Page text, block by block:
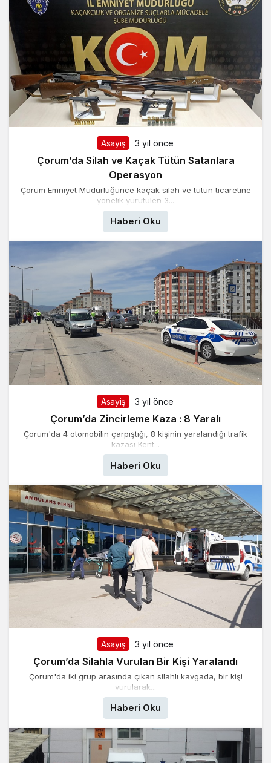
Asayiş 3 yıl önce
Çorum’da Silah ve Kaçak Tütün Satanlara
Operasyon
Çorum Emniyet Müdürlüğünce kaçak silah ve tütün ticaretine
yönelik yürütülen 3...
Haberi Oku
Asayiş 3 yıl önce
Çorum’da Zincirleme Kaza : 8 Yaralı
Çorum'da 4 otomobilin çarpıştığı, 8 kişinin yaralandığı trafik
kazası Kent...
Haberi Oku
Asayiş 3 yıl önce
Çorum’da Silahla Vurulan Bir Kişi Yaralandı
Çorum'da iki grup arasında çıkan silahlı kavgada, bir kişi
vurularak...
Haberi Oku